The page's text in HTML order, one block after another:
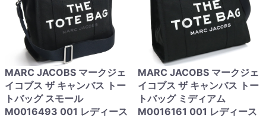
MARC JACOBS マークジェ
イコブス ザ キャンバス トー
トバッグ スモール
M0016493 001 レディース
MARC JACOBS マークジェ
イコブス ザ キャンバス トー
トバッグ ミディアム
M0016161 001 レディース